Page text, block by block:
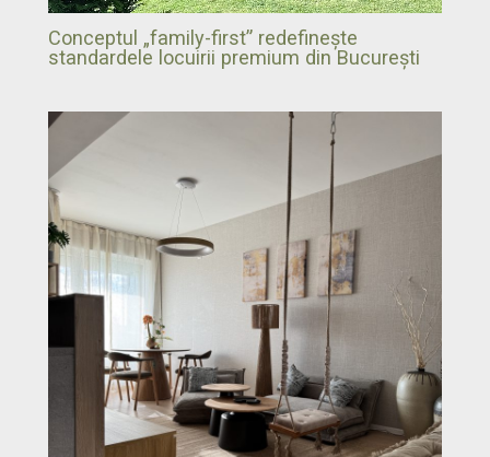
Conceptul „family-first” redefinește
standardele locuirii premium din București